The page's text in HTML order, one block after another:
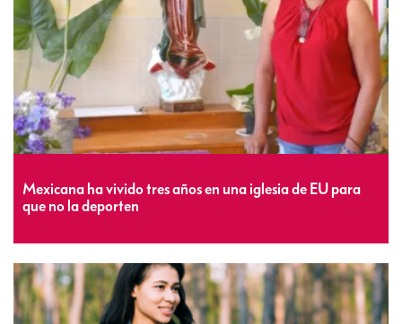
Mexicana ha vivido tres años en una iglesia de EU para
que no la deporten